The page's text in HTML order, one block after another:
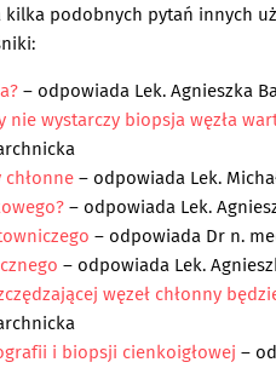
podobnych pytań innych
– odpowiada Lek. Agnieszka
nie wystarczy biopsja węzła
– odpowiada Lek.
– odpowiada Lek.
– odpowiada Dr n.
– odpowiada Lek.
węzeł chłonny
i biopsji cienkoigłowej –